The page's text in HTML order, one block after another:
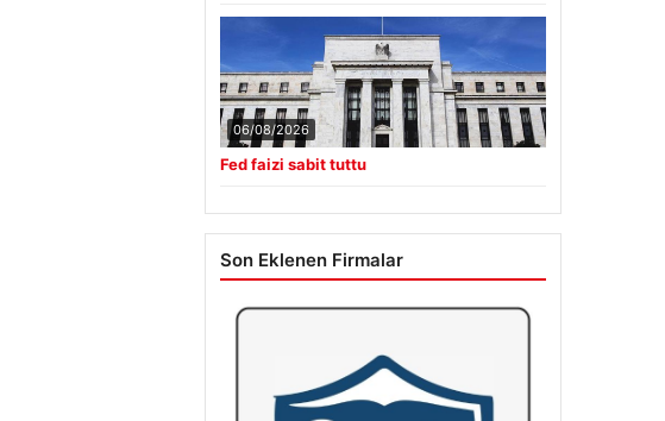
06/08/2026
Fed faizi sabit tuttu
Son Eklenen Firmalar